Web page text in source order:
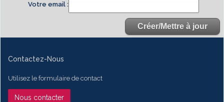
Votre email
Contactez-Nous
Utilisez le formulaire de contact
Nous contacter